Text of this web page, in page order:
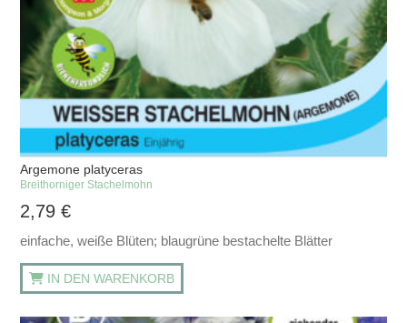
Argemone platyceras
Breithorniger Stachelmohn
2,79€
einfache, weiße Blüten; blaugrüne bestachelte Blätter
IN DEN WARENKORB